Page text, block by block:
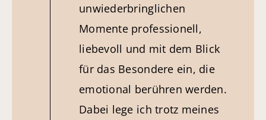
unwiederbringlichen
Momente professionell,
liebevoll und mit dem Blick
für das Besondere ein, die
emotional berühren werden.
Dabei lege ich trotz meines